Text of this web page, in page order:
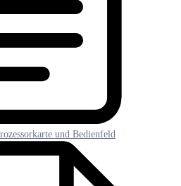
und Bedienfeld